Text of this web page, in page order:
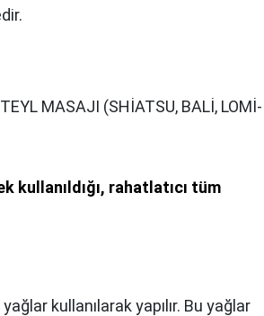
MASAJI (SHİATSU, BALİ, LOMİ-
rahatlatıcı tüm
kullanılarak yapılır. Bu yağlar